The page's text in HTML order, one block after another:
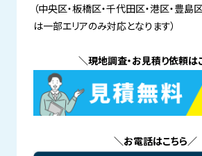
（中央区・板橋区・千代田区・港区・豊島
は一部エリアのみ対応となります）
＼現地調査・お見積り依頼は
＼お電話はこちら／